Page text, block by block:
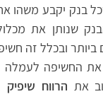
בנק יקבע משהו
שנותן את
את החשיפה
את הרווח